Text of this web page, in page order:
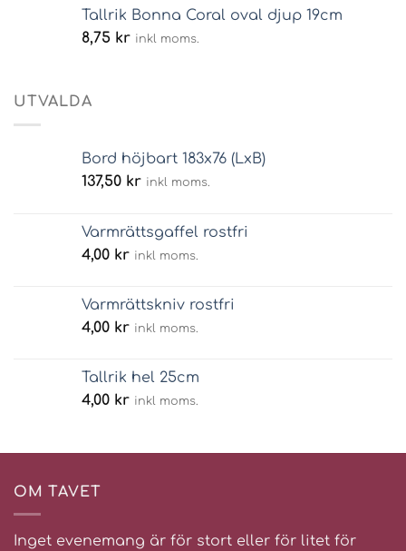
Tallrik Bonna Coral oval djup 19cm
8,75 kr inkl moms.
UTVALDA
Bord höjbart 183x76 (LxB)
137,50 kr inkl moms.
Varmrättsgaffel rostfri
4,00 kr inkl moms.
Varmrättskniv rostfri
4,00 kr inkl moms.
Tallrik hel 25cm
4,00 kr inkl moms.
OM TAVET
Inget evenemang är för stort eller för litet för